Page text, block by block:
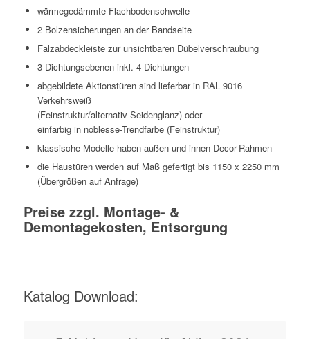
wärmegedämmte Flachbodenschwelle
2 Bolzensicherungen an der Bandseite
Falzabdeckleiste zur unsichtbaren Dübelverschraubung
3 Dichtungsebenen inkl. 4 Dichtungen
abgebildete Aktionstüren sind lieferbar in RAL 9016
Verkehrsweiß
(Feinstruktur/alternativ Seidenglanz) oder
einfarbig in noblesse-Trendfarbe (Feinstruktur)
klassische Modelle haben außen und innen Decor-Rahmen
die Haustüren werden auf Maß gefertigt bis 1150 x 2250 mm
(Übergrößen auf Anfrage)
Preise zzgl. Montage- &
Demontagekosten, Entsorgung
Katalog Download: